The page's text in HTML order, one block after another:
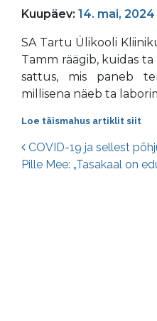
Kuupäev: 14. mai, 2024
SA Tartu Ülikooli
Tamm räägib, kuidas
sattus, mis paneb
millisena näeb ta
Loe täismahus artiklit siit
Postituste
COVID-19 ja sellest
Pille Mee: „Tasakaal on